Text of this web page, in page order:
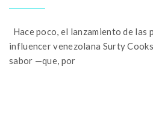
Hace poco, el lanzamiento de las
influencer venezolana Surty
sabor —que, por